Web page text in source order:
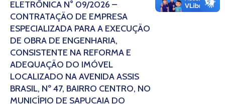
ELETRÔNICA N° 09/2026 –
CONTRATAÇÃO DE EMPRESA
ESPECIALIZADA PARA A EXECUÇÃO
DE OBRA DE ENGENHARIA,
CONSISTENTE NA REFORMA E
ADEQUAÇÃO DO IMÓVEL
LOCALIZADO NA AVENIDA ASSIS
BRASIL, Nº 47, BAIRRO CENTRO, NO
MUNICÍPIO DE SAPUCAIA DO